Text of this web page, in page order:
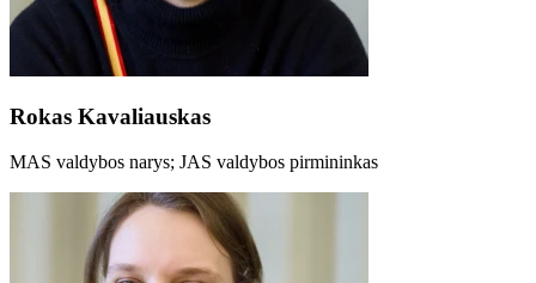
Rokas Kavaliauskas
MAS valdybos narys; JAS valdybos pirmininkas